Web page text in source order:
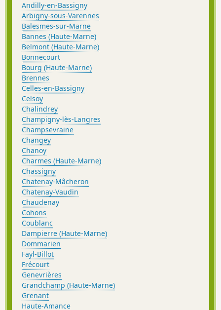
Andilly-en-Bassigny
Arbigny-sous-Varennes
Balesmes-sur-Marne
Bannes (Haute-Marne)
Belmont (Haute-Marne)
Bonnecourt
Bourg (Haute-Marne)
Brennes
Celles-en-Bassigny
Celsoy
Chalindrey
Champigny-lès-Langres
Champsevraine
Changey
Chanoy
Charmes (Haute-Marne)
Chassigny
Chatenay-Mâcheron
Chatenay-Vaudin
Chaudenay
Cohons
Coublanc
Dampierre (Haute-Marne)
Dommarien
Fayl-Billot
Frécourt
Genevrières
Grandchamp (Haute-Marne)
Grenant
Haute-Amance